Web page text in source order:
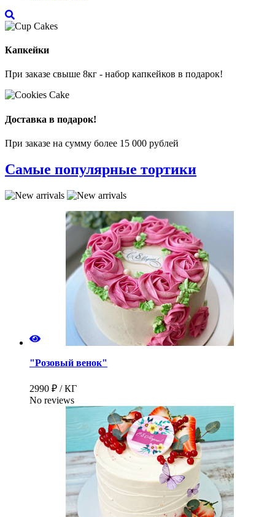
Капкейки
При заказе свыше 8кг - набор капкейков в подарок!
Доставка в подарок!
При заказе на сумму более 15 000 рублей
Самые популярные тортики
"Розовый венок"
2990 ₽ / КГ
No reviews